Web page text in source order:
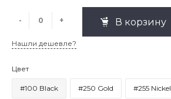
- + В корзину
Нашли дешевле?
Цвет
#100 Black #250 Gold #255 Nickel